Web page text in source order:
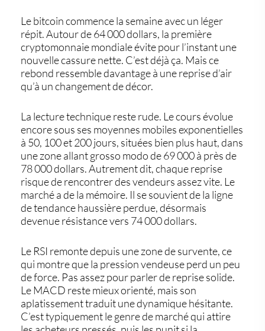
Lebitcoincommence la semaine avec un léger
répit. Autour de 64 000 dollars, la première
cryptomonnaie mondiale évite pour l’instant une
nouvelle cassure nette. C’est déjà ça. Mais ce
rebond ressemble davantage à une reprise d’air
qu’à un changement de décor.
La lecture technique reste rude. Le cours évolue
encore sous ses moyennes mobiles exponentielles
à 50, 100 et 200 jours, situées bien plus haut, dans
une zone allant grosso modo de 69 000 à près de
78 000 dollars. Autrement dit, chaque reprise
risque de rencontrer des vendeurs assez vite. Le
marché a de la mémoire. Il se souvient de la ligne
de tendance haussière perdue, désormais
devenue résistance vers 74 000 dollars.
Le RSI remonte depuis une zone de survente, ce
qui montre que la pression vendeuse perd un peu
de force. Pas assez pour parler de reprise solide.
Le MACD reste mieux orienté, mais son
aplatissement traduit une dynamique hésitante.
C’est typiquement le genre de marché qui attire